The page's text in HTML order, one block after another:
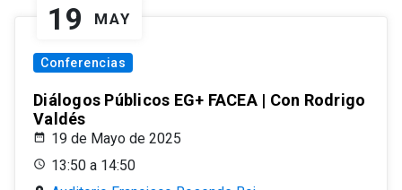
19 MAY
Conferencias
Diálogos Públicos EG+ FACEA | Con Rodrigo
Valdés
19 de Mayo de 2025
13:50 a 14:50